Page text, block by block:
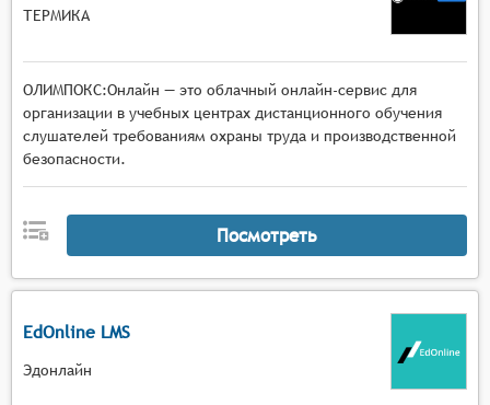
ТЕРМИКА
ОЛИМПОКС:Онлайн — это облачный онлайн-сервис для
организации в учебных центрах дистанционного обучения
слушателей требованиям охраны труда и производственной
безопасности.
Посмотреть
EdOnline LMS
Эдонлайн